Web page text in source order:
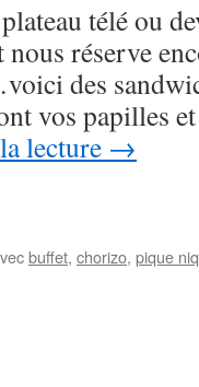
télé ou
réserve
des
vos papilles
lecture →
buffet, chorizo, pique